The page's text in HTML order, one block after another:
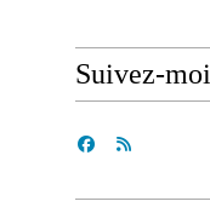
Suivez-moi